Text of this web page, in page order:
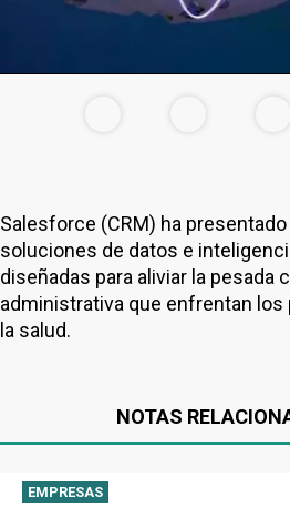
Salesforce (CRM) ha
soluciones de datos e
diseñadas para aliviar la pesada
administrativa que enfrentan
la salud.
NOTAS
EMPRESAS